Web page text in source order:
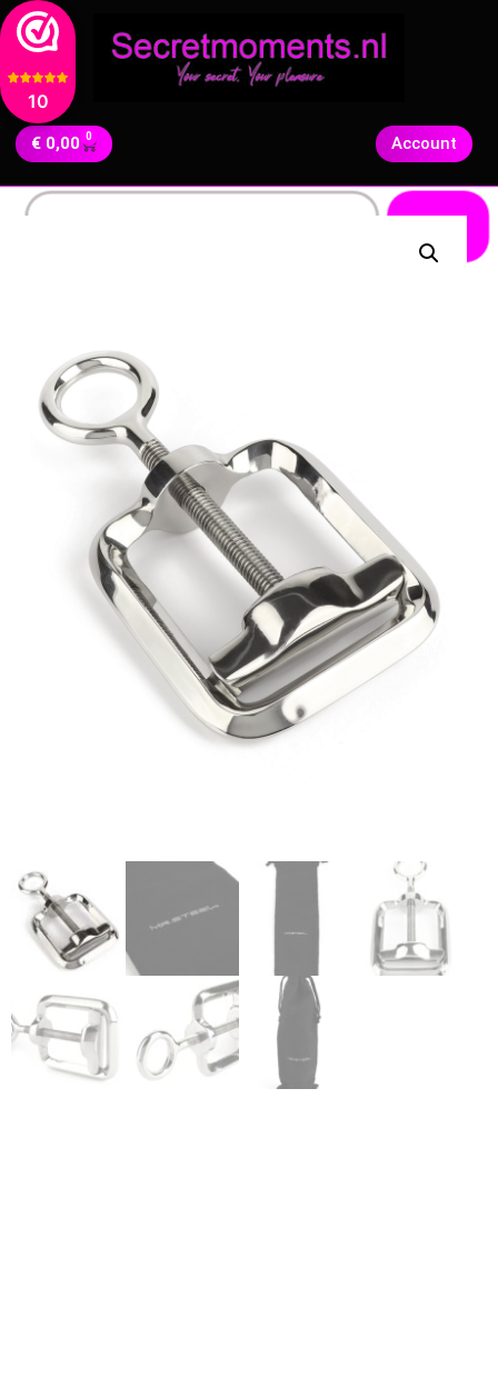
10
€ 0,00 0 Account